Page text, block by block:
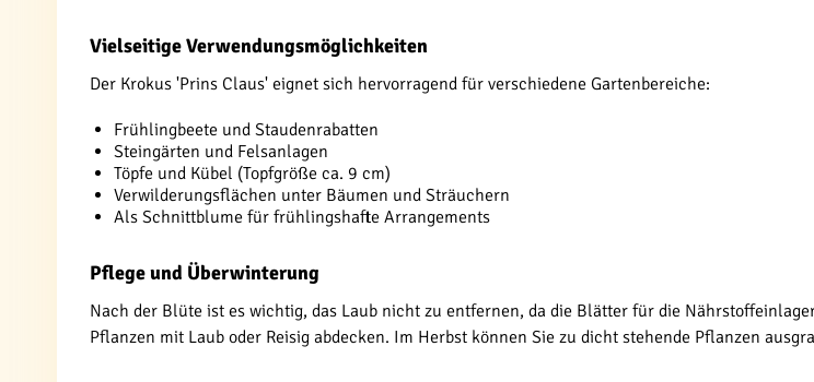
Vielseitige Verwendungsmöglichkeiten
Der Krokus 'Prins Claus' eignet sich hervorragend für verschiedene Gartenbereiche:
Frühlingbeete und Staudenrabatten
Steingärten und Felsanlagen
Töpfe und Kübel (Topfgröße ca. 9 cm)
Verwilderungsflächen unter Bäumen und Sträuchern
Als Schnittblume für frühlingshafte Arrangements
Pflege und Überwinterung
Nach der Blüte ist es wichtig, das Laub nicht zu entfernen, da die Blätter für die
Pflanzen mit Laub oder Reisig abdecken. Im Herbst können Sie zu dicht stehende Pflanzen